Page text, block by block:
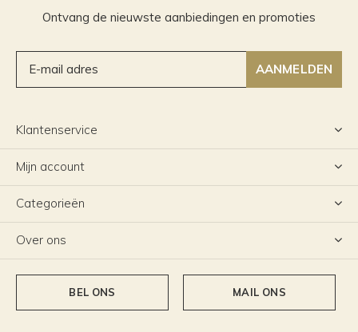
Ontvang de nieuwste aanbiedingen en promoties
AANMELDEN
Klantenservice
Mijn account
Categorieën
Over ons
BEL ONS MAIL ONS